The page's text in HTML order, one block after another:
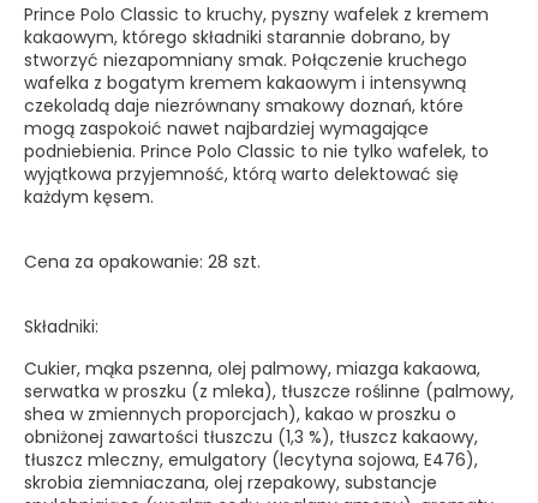
Prince Polo Classic to kruchy, pyszny wafelek z kremem
kakaowym, którego składniki starannie dobrano, by
stworzyć niezapomniany smak. Połączenie kruchego
wafelka z bogatym kremem kakaowym i intensywną
czekoladą daje niezrównany smakowy doznań, które
mogą zaspokoić nawet najbardziej wymagające
podniebienia. Prince Polo Classic to nie tylko wafelek, to
wyjątkowa przyjemność, którą warto delektować się
każdym kęsem.
Cena za opakowanie: 28 szt.
Składniki:
Cukier, mąka pszenna, olej palmowy, miazga kakaowa,
serwatka w proszku (z mleka), tłuszcze roślinne (palmowy,
shea w zmiennych proporcjach), kakao w proszku o
obniżonej zawartości tłuszczu (1,3 %), tłuszcz kakaowy,
tłuszcz mleczny, emulgatory (lecytyna sojowa, E476),
skrobia ziemniaczana, olej rzepakowy, substancje